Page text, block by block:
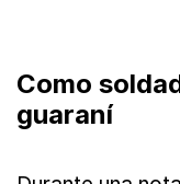
Como
guaraní